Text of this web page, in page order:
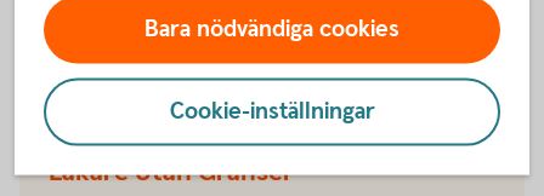
SOS
Läkare Utan Gränser
Bara nödvändiga cookies
Cookie-inställningar